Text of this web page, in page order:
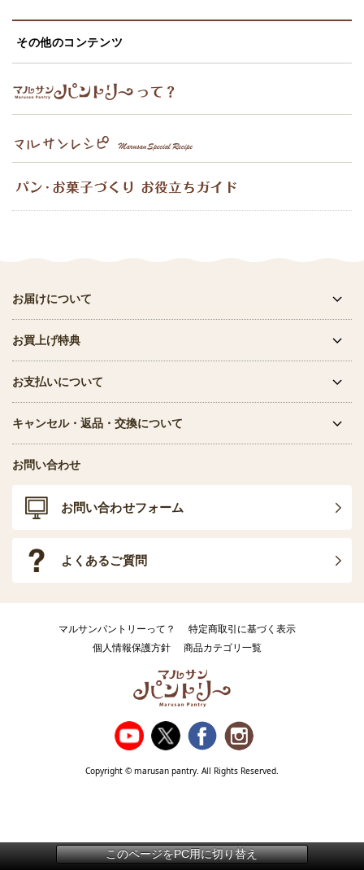
その他のコンテンツ
お届けについて
お買上げ特典
お支払いについて
キャンセル・返品・交換について
お問い合わせ
お問い合わせフォーム
よくあるご質問
マルサンパントリーって？
特定商取引に基づく表示
個人情報保護方針
商品カテゴリ一覧
Copyright © marusan pantry. All Rights Reserved.
このページをPC用に切り替え